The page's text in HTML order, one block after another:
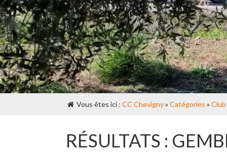
Vous êtes ici : CC Chevigny» Catégories » Club
RÉSULTATS :